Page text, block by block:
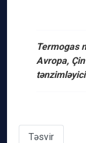
Termogas
Avropa,
Təsvir